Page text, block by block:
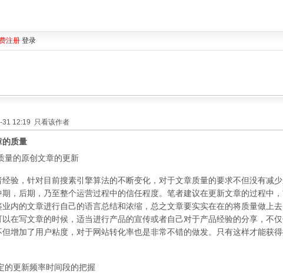
注册 登录
31 12:19 只看该作者
的质量
的原创文章的更新
，针对目前搜素引擎算法的不断变化，对于文章质量的要求不但没有减
，后期，乃至整个运营过程中的信任程度。笔者建议在更新文章的过程中
业内的文章进行自己的语言总结和浓缩，总之文章要实实在在的将质量做上
以在写文章的时候，适当进行产品的宣传或者自己对于产品经验的分享，不
但增加了用户粘度，对于网站转化率也是非常不错的做发。只有这样才能获
更新频率时间段的把握